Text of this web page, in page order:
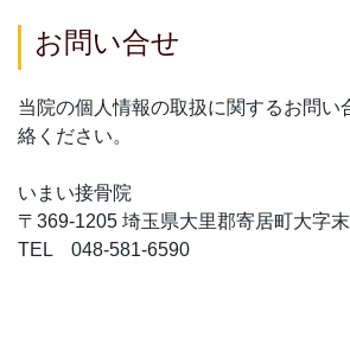
お問い合せ
当院の個人情報の取扱に関するお問い
絡ください。
いまい接骨院
〒369-1205 埼玉県大里郡寄居町大字
TEL 048-581-6590